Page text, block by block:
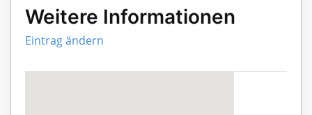
Weitere Informationen
Eintrag ändern